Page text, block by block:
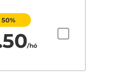
50%
/hó